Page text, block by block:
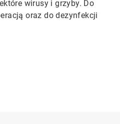
wirusy i grzyby. Do
oraz do dezynfekcji